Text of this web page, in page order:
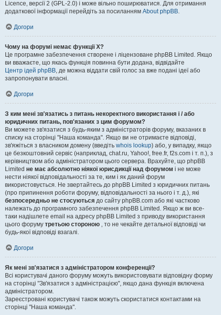
Licence, версії 2 (GPL-2.0) і може вільно поширюватися. Для отримання
додаткової інформації перейдіть за посиланням About phpBB.
Догори
Чому на форумі немає функції X?
Це програмне забезпечення створене і ліцензоване phpBB Limited. Якщо
ви вважаєте, що якась функція повинна бути додана, відвідайте
Центр ідей phpBB, де можна віддати свій голос за вже подані ідеї або
запропонувати власні.
Догори
З ким мені зв'язатись з питань некоректного використання і / або
юридичних питань, пов'язаних з цим форумом?
Ви можете зв'язатися з будь-яким з адміністраторів форуму, вказаних в
списку на сторінці "Наша команда". Якщо ви не отримаєте відповіді,
зв'яжіться з власником домену (введіть whois lookup) або, у випадку, якщо
це безкоштовний сервіс (наприклад, chat.ru, Yahoo!, free.fr, f2s.com і т. п.), з
керівництвом або адміністратором цього сервера. Врахуйте, що phpBB
Limited не має абсолютно ніякої юрисдикції над форумом і не може
нести ніякої відповідальності за те, ким і як даний форум
використовується. Не звертайтесь до phpBB Limited з юридичних питань
(про припинення роботи форуму, відповідальності за нього і т. д.), які
безпосередньо не стосуються до сайту phpBB.com або які частково
належать до програмного забезпечення phpBB Limited. Якщо ж ви все-
таки надішлете email на адресу phpBB Limited з приводу використання
цього форуму третьою стороною , то не чекайте детальної відповіді чи
будь-якої відповіді взагалі.
Догори
Як мені зв'язатися з адміністратором конференції?
Всі користувачі даного форуму можуть використовувати відповідну форму
на сторінці "Зв'язатися з адміністрацією", якщо дана функція включена
адміністратором.
Зареєстровані користувачі також можуть скористатися контактами на
сторінці "Наша команда".